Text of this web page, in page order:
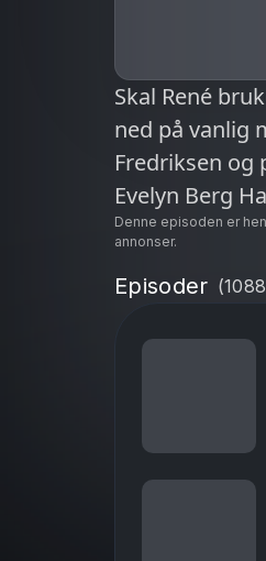
Skal René
ned på vanlig
Fredriksen og
Evelyn Berg
Denne episoden er
annonser.
Episoder (1088